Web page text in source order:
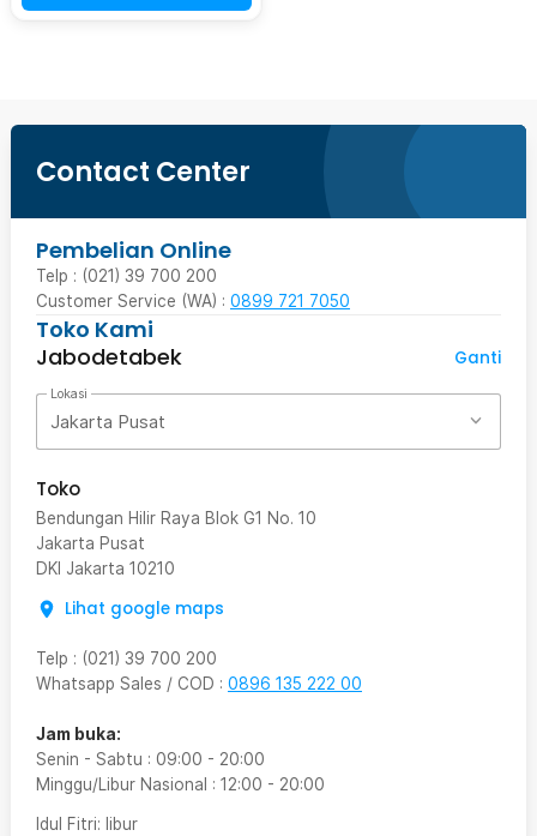
Contact Center
Pembelian Online
Telp : (021) 39 700 200
Customer Service (WA) : 0899 721 7050
Toko Kami
Jabodetabek
Ganti
Lokasi
Jakarta Pusat
Toko
Bendungan Hilir Raya Blok G1 No. 10
Jakarta Pusat
DKI Jakarta 10210
Lihat google maps
Telp : (021) 39 700 200
Whatsapp Sales / COD : 0896 135 222 00
Jam buka:
Senin - Sabtu : 09:00 - 20:00
Minggu/Libur Nasional : 12:00 - 20:00
Idul Fitri: libur